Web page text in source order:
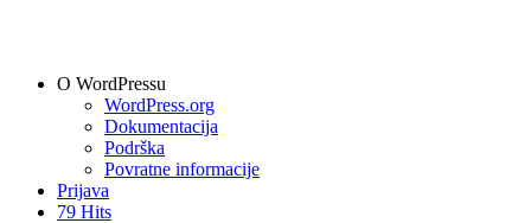
O WordPressu
WordPress.org
Dokumentacija
Podrška
Povratne informacije
Prijava
79 Hits